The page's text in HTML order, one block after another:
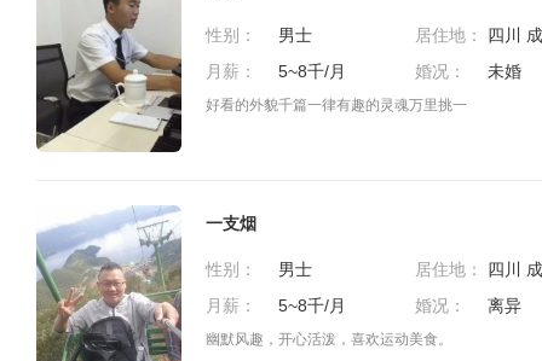
性别： 男士
居住地：
月薪：
5~8千/月 婚况： 未婚
好看的外貌千篇一律有趣的灵魂万里挑一
一支烟
性别： 男士
居住地：
月薪：
5~8千/月 婚况： 离异
幽默风趣，开心活泼，喜欢运动美食。